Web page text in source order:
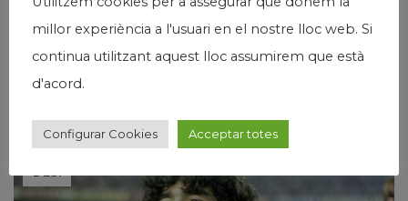
Llegir Més
01
DES.
millor experiència a l'usuari en el nostre lloc web. Si
continua utilitzant aquest lloc assumirem que està
d'acord.
Configurar Cookies Acceptar totes